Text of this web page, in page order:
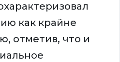
как крайне
отметив, что и